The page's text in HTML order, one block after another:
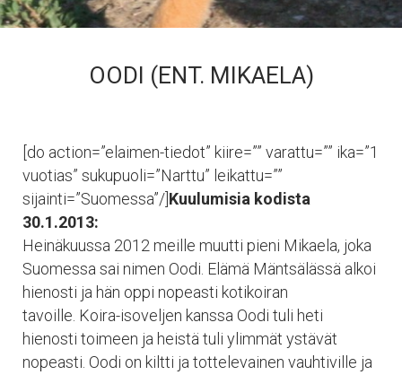
OODI (ENT. MIKAELA)
[do action=”elaimen-tiedot” kiire=”” varattu=”” ika=”1
vuotias” sukupuoli=”Narttu” leikattu=””
sijainti=”Suomessa”/] Kuulumisia kodista
30.1.2013:
Heinäkuussa 2012 meille muutti pieni Mikaela, joka
Suomessa sai nimen Oodi. Elämä Mäntsälässä alkoi
hienosti ja hän oppi nopeasti kotikoiran
tavoille. Koira-isoveljen kanssa Oodi tuli heti
hienosti toimeen ja heistä tuli ylimmät ystävät
nopeasti. Oodi on kiltti ja tottelevainen vauhtiville ja